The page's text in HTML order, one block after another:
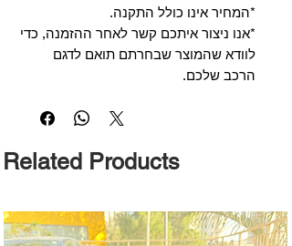
*המחיר אינו כולל התקנה.
*אנו ניצור איתכם קשר לאחר ההזמנה, כדי
לוודא שהמוצר שבחרתם תואם לדגם
הרכב שלכם.
Related Products